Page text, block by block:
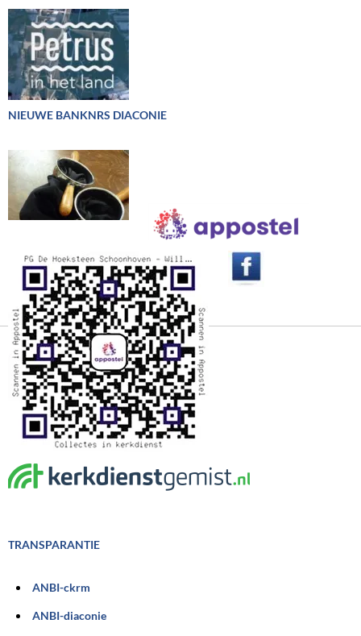
NIEUWE BANKNRS DIACONIE
TRANSPARANTIE
ANBI-ckrm
ANBI-diaconie